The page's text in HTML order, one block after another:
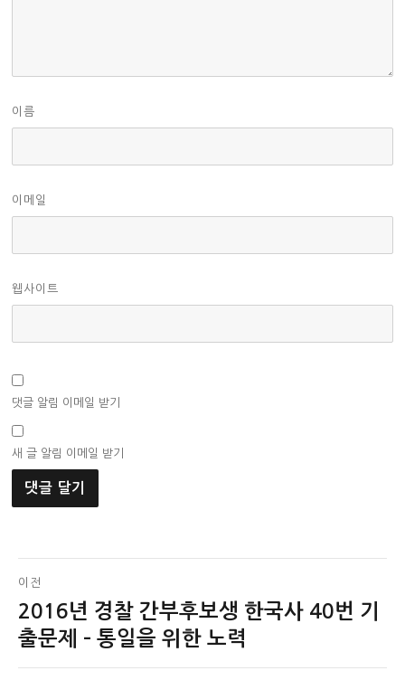
이름
이메일
웹사이트
댓글 알림 이메일 받기
새 글 알림 이메일 받기
글
탐
색
이전
이
전
2016년 경찰 간부후보생 한국사 40번 기
출문제 – 통일을 위한 노력